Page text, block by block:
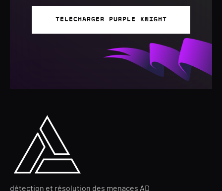
TÉLÉCHARGER PURPLE KNIGHT
détection et résolution des menaces AD